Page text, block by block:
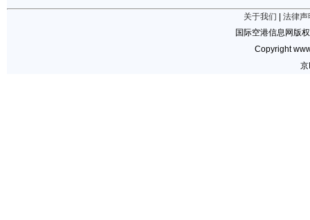
关于我们
法律声
国际空港信息网版
Copyright